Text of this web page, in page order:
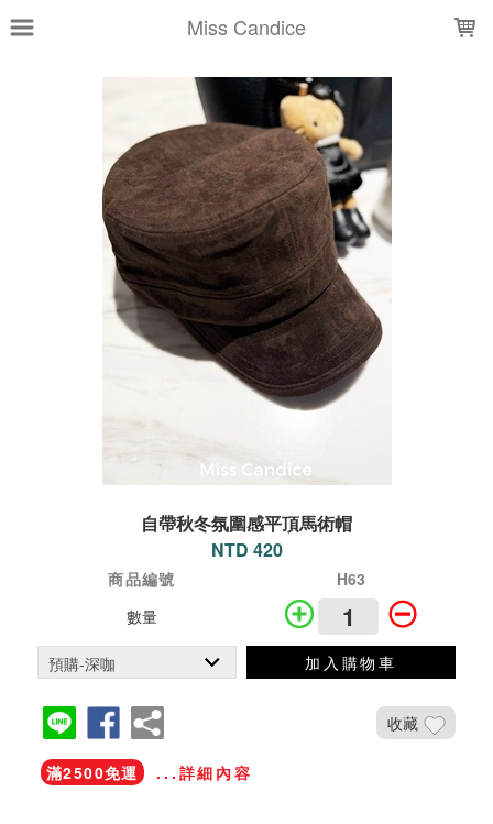
Miss Candice
自帶秋冬氛圍感平頂馬術帽
NTD 420
商品編號
H63
數量
加入購物車
收藏
滿2500免運 ...詳細內容